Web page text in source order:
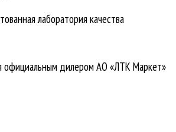
лаборатория качества
официальным дилером АО «ЛТК Маркет»